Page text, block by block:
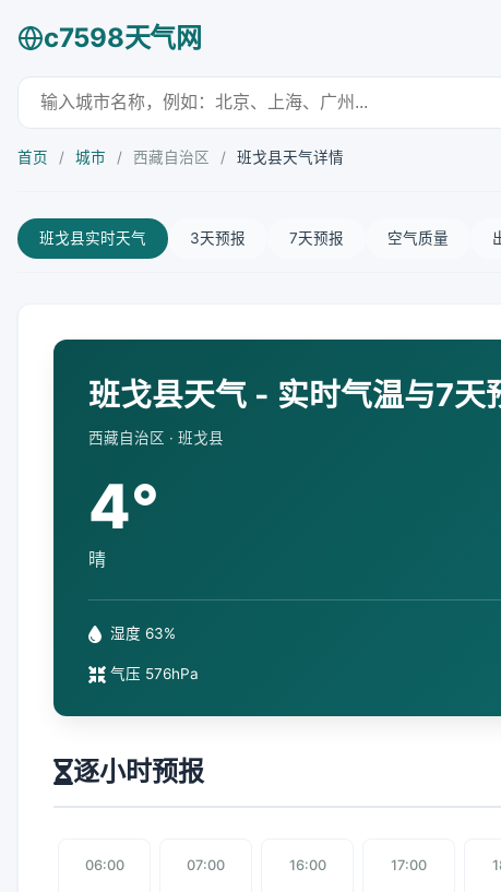
c7598天气网
首页 / 城市 / 西藏自治区 / 班戈县天气详情
班戈县实时天气 3天预报 7天预报 空气质量
班戈县天气 - 实时气温与7天
西藏自治区 · 班戈县
4°
晴
湿度 63%
气压 576hPa
逐小时预报
06:00 07:00 16:00 17:00